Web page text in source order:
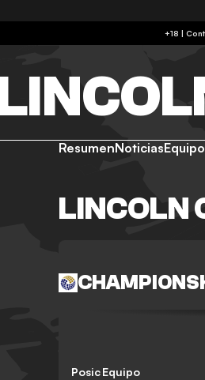
ResumenNoticiasEquipo
LINCOLN
PosiciónEquipo